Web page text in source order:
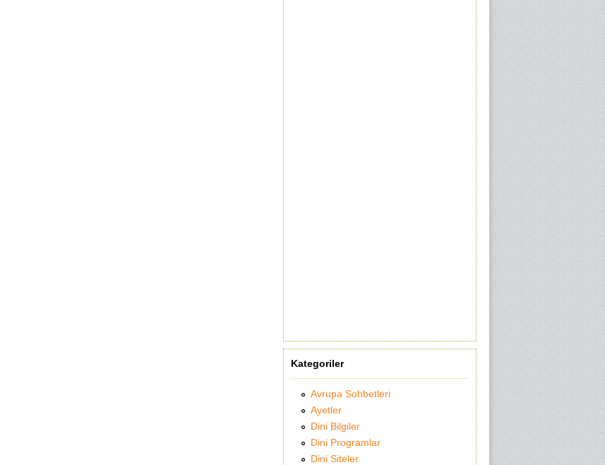
Kategoriler
Avrupa Sohbetleri
Ayetler
Dini Bilgiler
Dini Programlar
Dini Siteler